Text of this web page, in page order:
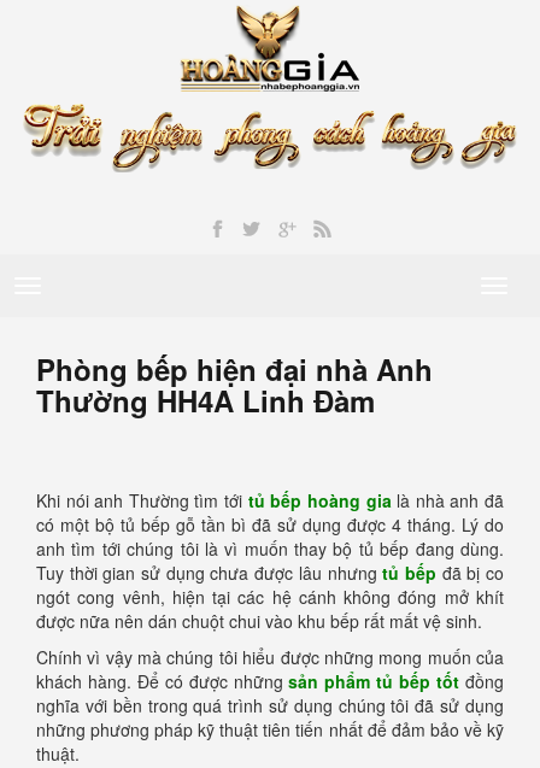
Phòng bếp hiện đại nhà Anh
Thường HH4A Linh Đàm
Khi nói anh Thường tìm tới tủ bếp hoàng gialà nhà anh đã
có một bộ tủ bếp gỗ tần bì đã sử dụng được 4 tháng. Lý do
anh tìm tới chúng tôi là vì muốn thay bộ tủ bếp đang dùng.
Tuy thời gian sử dụng chưa được lâu nhưngtủ bếp đã bị co
ngót cong vênh, hiện tại các hệ cánh không đóng mở khít
được nữa nên dán chuột chui vào khu bếp rất mất vệ sinh.
Chính vì vậy mà chúng tôi hiểu được những mong muốn của
khách hàng. Để có được nhữngsản phẩm tủ bếp tốt đồng
nghĩa với bền trong quá trình sử dụng chúng tôi đã sử dụng
những phương pháp kỹ thuật tiên tiến nhất để đảm bảo về kỹ
thuật.